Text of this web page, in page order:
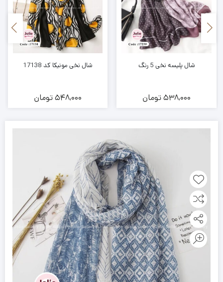
شال پلیسه نخی 5 رنگ
538,000تومان
شال نخی مونیکا کد 17138
548,000تومان